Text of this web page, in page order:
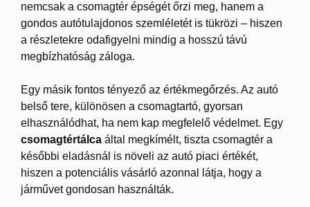
nemcsak a csomagtér épségét őrzi meg, hanem a
gondos autótulajdonos szemléletét is tükrözi – hiszen
a részletekre odafigyelni mindig a hosszú távú
megbízhatóság záloga.
Egy másik fontos tényező az értékmegőrzés. Az autó
belső tere, különösen a csomagtartó, gyorsan
elhasználódhat, ha nem kap megfelelő védelmet. Egy
csomagtértálca által megkímélt, tiszta csomagtér a
későbbi eladásnál is növeli az autó piaci értékét,
hiszen a potenciális vásárló azonnal látja, hogy a
járművet gondosan használták.